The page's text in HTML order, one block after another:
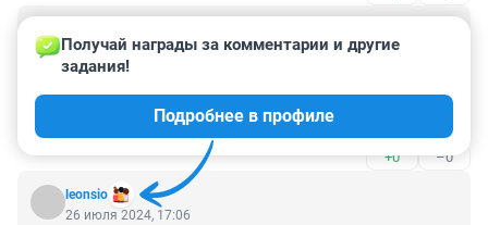
дорогами...Профессия- не страховщик
26 июля 2024, 18:20
Наши мед работники намного грамотнее турецких ,
просто у них мед техника современнее и лек средства
. Искренне жаль женщину и ее близких, страховая ее
просто бросила . Обращалась я в госпиталь в
Стамбуле , ценник как и у нас в России но увы …
знаний у докторов мало. Им бы только
косметологию оперировать и онко лечить ….
+0 –0
leonsio
Получай награды за комментарии и другие
задания!
Подробнее в профиле
26 июля 2024, 17:06